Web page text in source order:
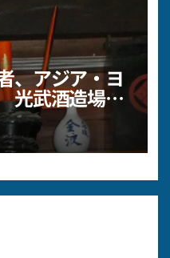
、アジア・ヨ
武酒造場様